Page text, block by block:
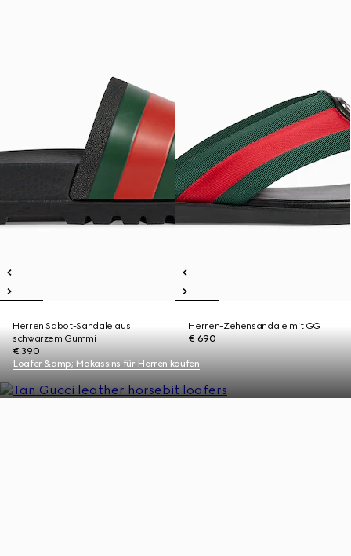
Herren Sabot-Sandale aus
schwarzem Gummi
€ 390
Herren-Zehensandale mit GG
€ 690
Loafer &amp; Mokassins für Herren kaufen